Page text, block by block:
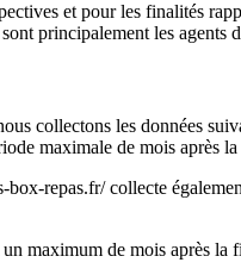
et pour les finalités
principalement les agents
collectons les données
maximale de mois après
repas.fr/ collecte
un maximum de mois après